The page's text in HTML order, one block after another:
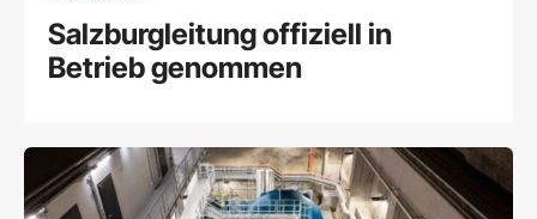
Salzburgleitung offiziell in
Betrieb genommen